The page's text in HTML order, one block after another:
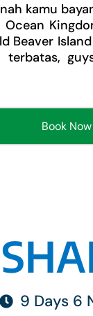
kamu
Beaver
Book Now
9 Days 6